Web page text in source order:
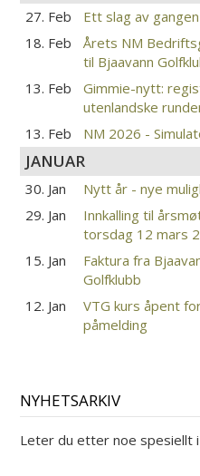
27. Feb Ett slag av gangen
18. Feb
Årets NM
til Bjaavann
13. Feb
Gimmie-nytt:
utenlandske
13. Feb NM 2026 -
JANUAR
30. Jan Nytt år - nye
29. Jan
Innkalling til
torsdag 12 mars
15. Jan
Faktura fra
Golfklubb
12. Jan
VTG kurs åpent
påmelding
NYHETSARKIV
Leter du etter noe spesiellt